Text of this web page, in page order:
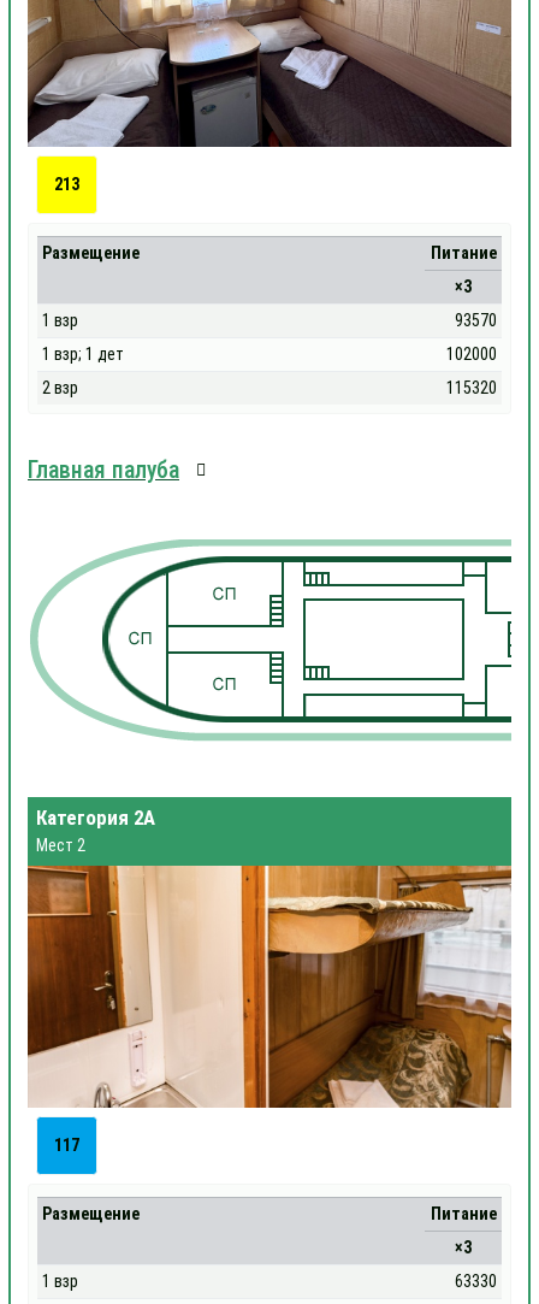
213
Размещение
Питание
×3
1 взр
93570
1 взр; 1 дет
102000
2 взр
115320
Главная палуба
Категория 2А
Мест 2
117
Размещение
Питание
×3
1 взр
63330